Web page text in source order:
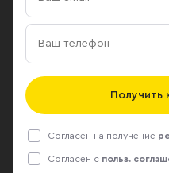
Получить
Согласен на получение
Согласен с польз.